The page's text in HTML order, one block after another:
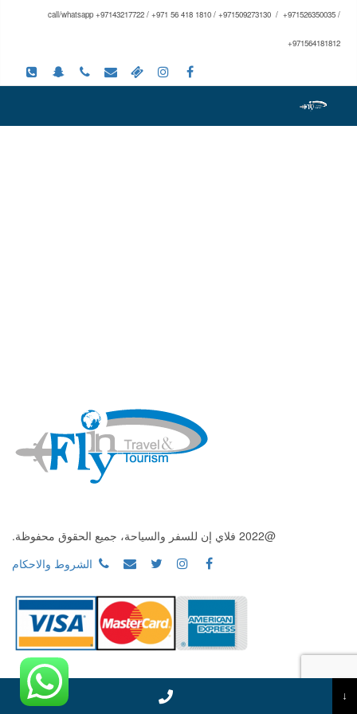
call/whatsapp +97143217722 / +971 56 418 1810 / +971509273130 / +971526350035 /
+971564181812
@2022 فلاي إن للسفر والسياحة، جميع الحقوق محفوظة.
الشروط والاحكام
↓